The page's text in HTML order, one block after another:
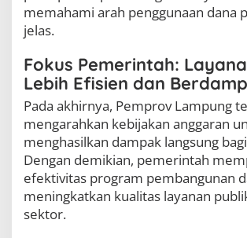
memahami arah penggunaan dana
jelas.
Fokus Pemerintah:
Lebih Efisien dan
Pada akhirnya, Pemprov Lampung
mengarahkan kebijakan anggaran
menghasilkan dampak langsung
Dengan demikian, pemerintah
efektivitas program pembangunan
meningkatkan kualitas layanan
sektor.